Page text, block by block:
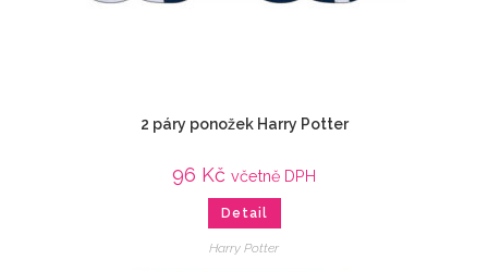
2 páry ponožek Harry Potter
96 Kč včetně DPH
Detail
Harry Potter